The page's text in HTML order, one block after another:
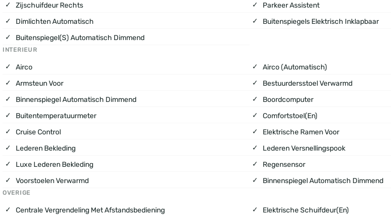
Zijschuifdeur Rechts
Parkeer Assistent
Dimlichten Automatisch
Buitenspiegels Elektrisch Inklapbaar
Buitenspiegel(s) Automatisch Dimmend
INTERIEUR
Airco
Airco (automatisch)
Armsteun Voor
Bestuurdersstoel Verwarmd
Binnenspiegel Automatisch Dimmend
Boordcomputer
Buitentemperatuurmeter
Comfortstoel(en)
Cruise Control
Elektrische Ramen Voor
Lederen Bekleding
Lederen Versnellingspook
Luxe Lederen Bekleding
Regensensor
Voorstoelen Verwarmd
Binnenspiegel Automatisch Dimmend
OVERIGE
Centrale Vergrendeling Met Afstandsbediening
Elektrische Schuifdeur(en)